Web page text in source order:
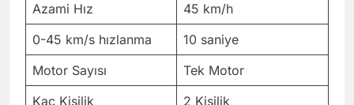
Azami Hız
45 km/h
0-45 km/s hızlanma
10 saniye
Motor Sayısı
Tek Motor
Kaç Kişilik
2 Kişilik